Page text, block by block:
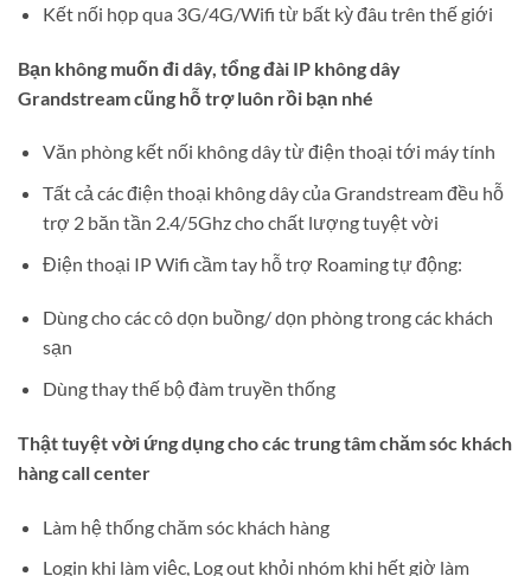
Kết nối họp qua 3G/4G/Wifi từ bất kỳ đâu trên thế giới
Bạn không muốn đi dây, tổng đài IP không dây
Grandstream cũng hỗ trợ luôn rồi bạn nhé
Văn phòng kết nối không dây từ điện thoại tới máy tính
Tất cả các điện thoại không dây của Grandstream đều hỗ
trợ 2 băn tần 2.4/5Ghz cho chất lượng tuyệt vời
Điện thoại IP Wifi cầm tay hỗ trợ Roaming tự động:
Dùng cho các cô dọn buồng/ dọn phòng trong các khách
sạn
Dùng thay thế bộ đàm truyền thống
Thật tuyệt vời ứng dụng cho các trung tâm chăm sóc khách
hàng call center
Làm hệ thống chăm sóc khách hàng
Login khi làm việc, Log out khỏi nhóm khi hết giờ làm